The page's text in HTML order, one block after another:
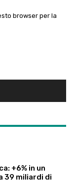
browser per la
+6% in un
39 miliardi di